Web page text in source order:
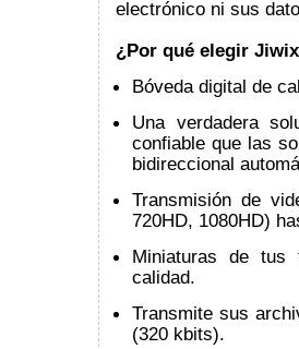
electrónico ni sus
¿Por qué elegir
Bóveda digital de
Una verdadera
confiable que las
bidireccional
Transmisión de
720HD, 1080HD)
Miniaturas de
calidad.
Transmite sus
(320 kbits).